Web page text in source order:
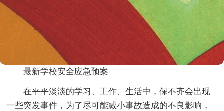
最新学校安全应急预案
在平平淡淡的学习、工作、生活中，保不齐会出现
一些突发事件，为了尽可能减小事故造成的不良影响，